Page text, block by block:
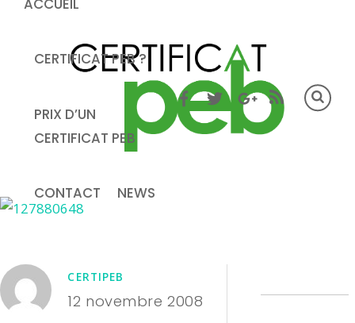
ACCUEIL
CERTIFICAT PEB ?
PRIX D’UN
CERTIFICAT PEB
CONTACT NEWS
CERTIPEB
12 novembre 2008